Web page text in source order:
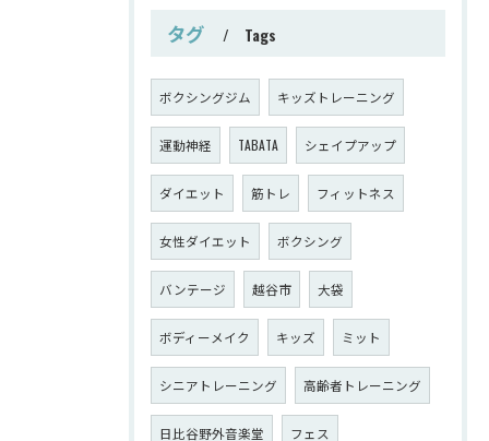
タグ Tags
ボクシングジム キッズトレーニング
運動神経 TABATA シェイプアップ
ダイエット 筋トレ フィットネス
女性ダイエット ボクシング
バンテージ 越谷市 大袋
ボディーメイク キッズ ミット
シニアトレーニング 高齢者トレーニング
日比谷野外音楽堂 フェス